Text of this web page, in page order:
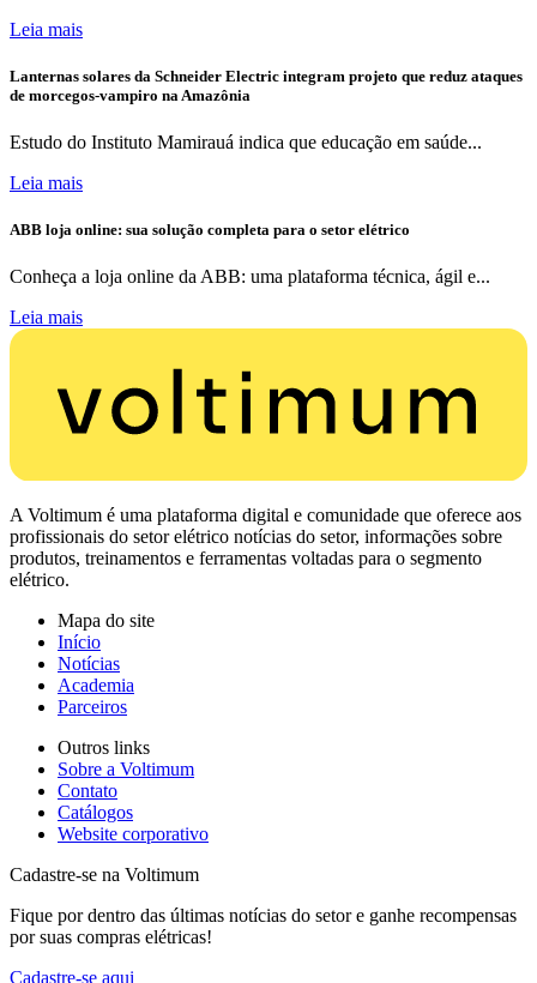
Leia mais
Lanternas solares da Schneider Electric integram projeto que reduz ataques
de morcegos-vampiro na Amazônia
Estudo do Instituto Mamirauá indica que educação em saúde...
Leia mais
ABB loja online: sua solução completa para o setor elétrico
Conheça a loja online da ABB: uma plataforma técnica, ágil e...
Leia mais
A Voltimum é uma plataforma digital e comunidade que oferece aos
profissionais do setor elétrico notícias do setor, informações sobre
produtos, treinamentos e ferramentas voltadas para o segmento
elétrico.
Mapa do site
Início
Notícias
Academia
Parceiros
Outros links
Sobre a Voltimum
Contato
Catálogos
Website corporativo
Cadastre-se na Voltimum
Fique por dentro das últimas notícias do setor e ganhe recompensas
por suas compras elétricas!
Cadastre-se aqui